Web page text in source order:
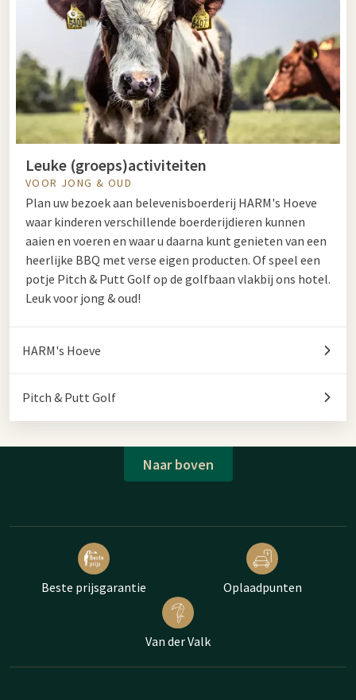
Leuke (groeps)activiteiten
VOOR JONG & OUD
Plan uw bezoek aan belevenisboerderij HARM's Hoeve
waar kinderen verschillende boerderijdieren kunnen
aaien en voeren en waar u daarna kunt genieten van een
heerlijke BBQ met verse eigen producten. Of speel een
potje Pitch & Putt Golf op de golfbaan vlakbij ons hotel.
Leuk voor jong & oud!
HARM's Hoeve
Pitch & Putt Golf
Naar boven
Beste prijsgarantie Oplaadpunten
Van der Valk